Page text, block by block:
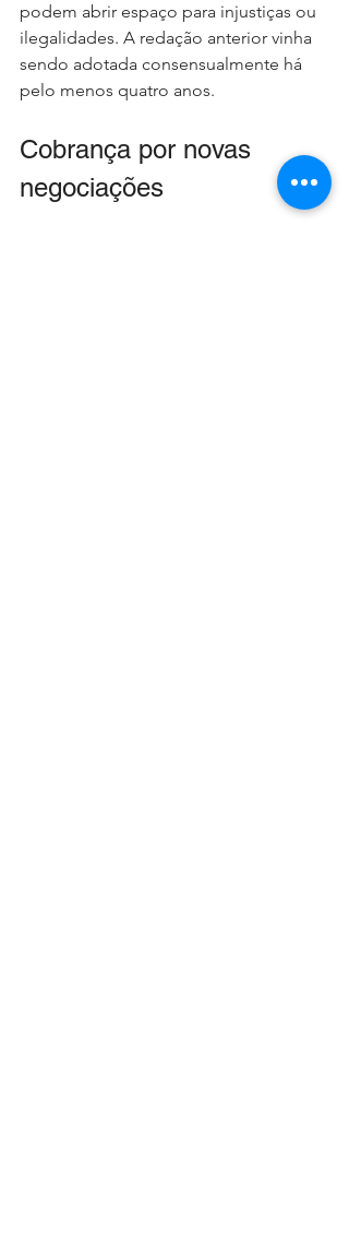
podem abrir espaço para injustiças ou
ilegalidades. A redação anterior vinha
sendo adotada consensualmente há
pelo menos quatro anos.
Cobrança por novas
negociações